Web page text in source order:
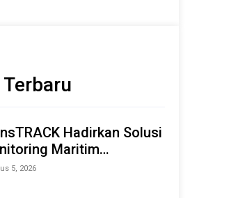
Hadirkan Solusi
Maritim
Berbasis AI &
5, 2026